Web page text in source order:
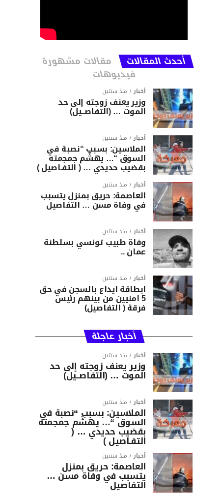
أحدث المقالات مقالات مشهورة
فيديوهات
أخبار منذ سنتين
وزير يعنف زوجته إلى حد
الموت … (التفاصــيل)
أخبار منذ سنتين
الملاسين: بسبب “نصبة في
السوق “… يهشّم جمجمته
بقضيب حديدي … ( التفـاصيل )
أخبار منذ سنتين
العاصمة: حريق بمنزل يتسبب
في وفاة مسن … التفاصيل
أخبار منذ سنتين
وفاة طبيب تونسي بسلطنة
عمان ..
أخبار منذ سنتين
ابطاقة ايداع بالسجن في حق
5 امنيين من بينهم رئيس
فرقة ( التفاصيل)
أخبار عاجلة
أخبار منذ سنتين
وزير يعنف زوجته إلى حد
الموت … (التفاصــيل)
أخبار منذ سنتين
الملاسين: بسبب “نصبة في
السوق “… يهشّم جمجمته
بقضيب حديدي … (
التفـاصيل )
أخبار منذ سنتين
العاصمة: حريق بمنزل
يتسبب في وفاة مسن …
التفاصيل